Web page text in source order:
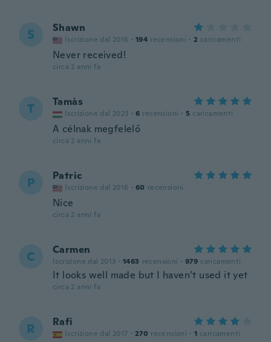
S Shawn
Iscrizione dal 2016 · 194 recensioni · 2 caricamenti
Never received!
circa 2 anni fa
T Tamàs
Iscrizione dal 2023 · 6 recensioni · 5 caricamenti
A célnak megfelelő
circa 2 anni fa
P Patric
Iscrizione dal 2016 · 60 recensioni
Nice
circa 2 anni fa
C Carmen
Iscrizione dal 2013 · 1463 recensioni · 979 caricamenti
It looks well made but I haven’t used it yet
circa 2 anni fa
R Rafi
Iscrizione dal 2017 · 270 recensioni · 1 caricamenti